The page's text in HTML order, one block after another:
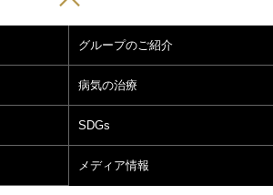
グループのご紹介
病気の治療
SDGs
メディア情報